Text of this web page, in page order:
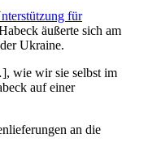
für
äußerte sich am
Ukraine.
wie wir sie selbst im
auf einer
an die